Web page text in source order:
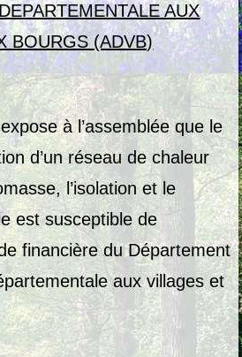
AUX
BOURGS (ADVB)
à l’assemblée que le
d’un réseau de chaleur
l’isolation et le
est susceptible de
financière du Département
aux villages et